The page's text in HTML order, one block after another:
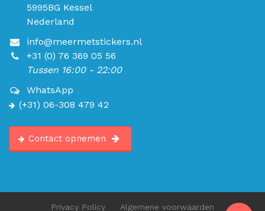
5995BG Kessel
Nederland
info@meermetstickers.nl
+31 (0) 76 369 05 56
Tussen 16:00 - 22:00
WhatsApp
(+31) 06-308 479 42
Contact opnemen
Privacy Policy Algemene voorwaarden